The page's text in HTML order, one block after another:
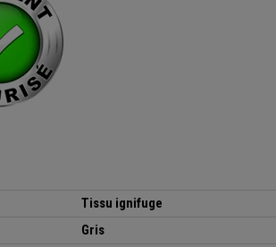
Tissu ignifuge
Gris